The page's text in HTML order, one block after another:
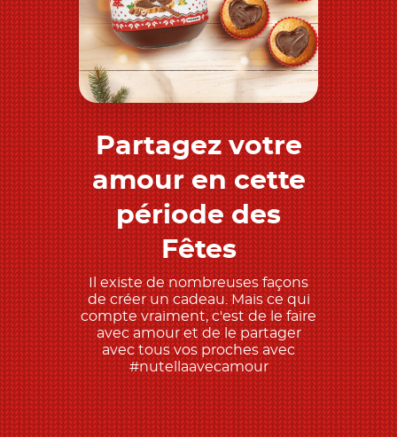
Découvrez-en plus
Partagez votre
amour en cette
période des
Fêtes
Il existe de nombreuses façons
de créer un cadeau. Mais ce qui
compte vraiment, c'est de le faire
avec amour et de le partager
avec tous vos proches avec
#nutellaavecamour